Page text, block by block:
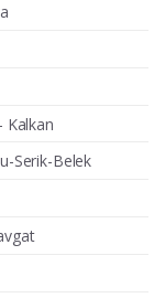
Kalkan
Serik-Belek